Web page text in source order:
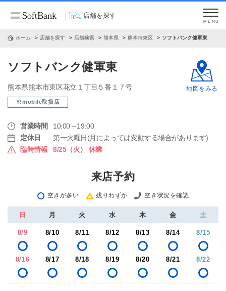
店舗を探す
MENU
ホーム 店舗を探す 店舗検索 熊本県 熊本市東区 ソフトバンク健軍東
ソフトバンク健軍東
熊本県熊本市東区花立１丁目５番１７号
Y!mobile取扱店
営業時間
10:00～19:00
定休日
第一火曜日(月によっては変動する場合があります)
臨時情報
8/25（火） 休業
地図をみる
来店予約
空きが多い 残りわずか 空き状況を確認
日 月 火 水 木 金 土
8/9 8/10 8/11 8/12 8/13 8/14 8/15
8/16 8/17 8/18 8/19 8/20 8/21 8/22